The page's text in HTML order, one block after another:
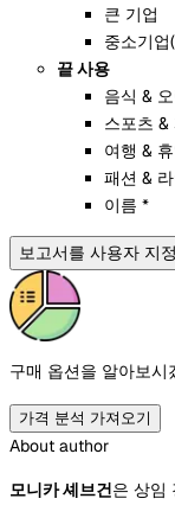
큰 기업
중소기업
끝 사용
음식 &
스포츠 &
여행 &
패션 &
이름 *
보고서를 사용자 지
구매 옵션을 알아보시
가격 분석 가져오기
About author
모니카 셰브건은 상임